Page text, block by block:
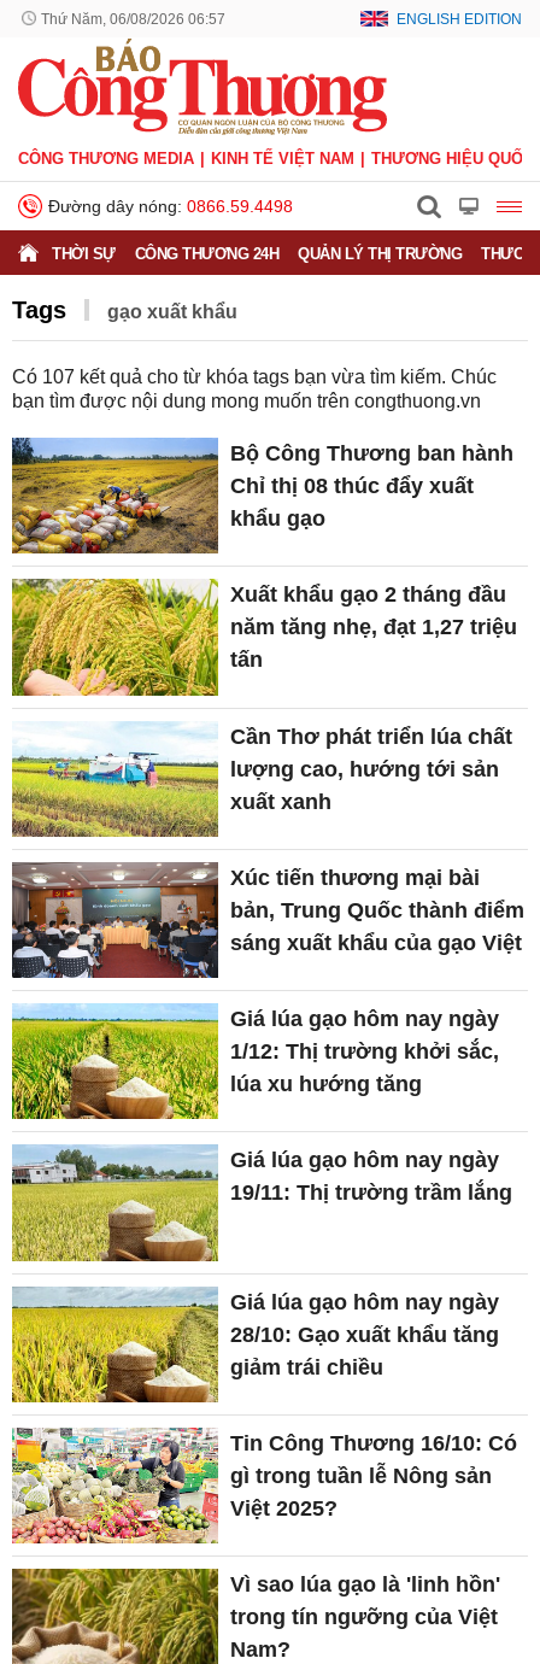
Thứ Năm, 06/08/2026 06:57 ENGLISH EDITION
CÔNG THƯƠNG MEDIA KINH TẾ VIỆT NAM THƯƠNG HIỆU QUỐC
Đường dây nóng: 0866.59.4498
THỜI SỰ CÔNG THƯƠNG 24H QUẢN LÝ THỊ TRƯỜNG
Tags ​​​​​​​gạo xuất khẩu​​​​​​​​​​​​​​
Có 107 kết quả cho từ khóa tags bạn vừa tìm kiếm. Chúc
bạn tìm được nội dung mong muốn trên congthuong.vn
Bộ Công Thương ban hành
Chỉ thị 08 thúc đẩy xuất
khẩu gạo
Xuất khẩu gạo 2 tháng đầu
năm tăng nhẹ, đạt 1,27 triệu
tấn
Cần Thơ phát triển lúa chất
lượng cao, hướng tới sản
xuất xanh
Xúc tiến thương mại bài
bản, Trung Quốc thành điểm
sáng xuất khẩu của gạo Việt
Giá lúa gạo hôm nay ngày
1/12: Thị trường khởi sắc,
lúa xu hướng tăng
Giá lúa gạo hôm nay ngày
19/11: Thị trường trầm lắng
Giá lúa gạo hôm nay ngày
28/10: Gạo xuất khẩu tăng
giảm trái chiều
Tin Công Thương 16/10: Có
gì trong tuần lễ Nông sản
Việt 2025?
Vì sao lúa gạo là 'linh hồn'
trong tín ngưỡng của Việt
Nam?